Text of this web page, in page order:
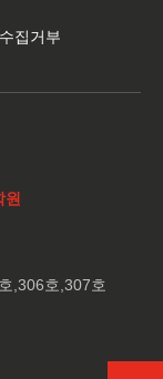
집거부
,306호,307호